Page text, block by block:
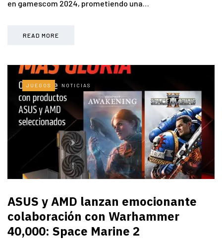
en gamescom 2024, prometiendo una…
READ MORE
JUEGOS NOTICIAS
ASUS y AMD lanzan emocionante
colaboración con Warhammer
40,000: Space Marine 2